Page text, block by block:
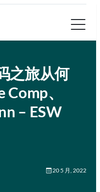
之旅从何
、
– ESW
20 5 月, 2022